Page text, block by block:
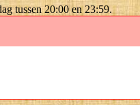
tussen 20:00 en 23:59.